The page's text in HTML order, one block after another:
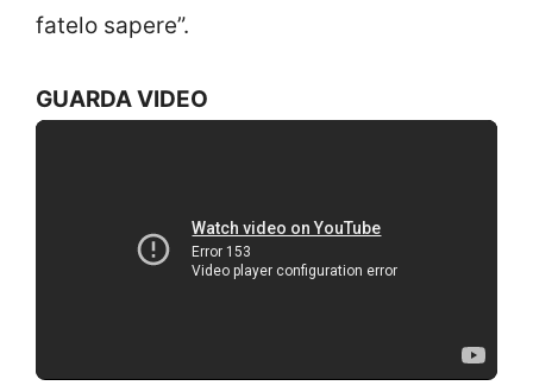
fatelo sapere”.
GUARDA VIDEO